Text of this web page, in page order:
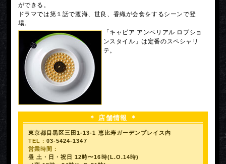
ができる。
ドラマでは第１話で渡海、世良、香織が会食をするシーンで登
場。
「キャビア アンペリアル ロブショ
ンスタイル」は定番のスペシャリ
テ。
＊ 店舗情報 ＊
東京都目黒区三田1-13-1 恵比寿ガーデンプレイス内
TEL： 03-5424-1347
営業時間：
昼 土・日・祝日 12時〜16時(L.O.14時)